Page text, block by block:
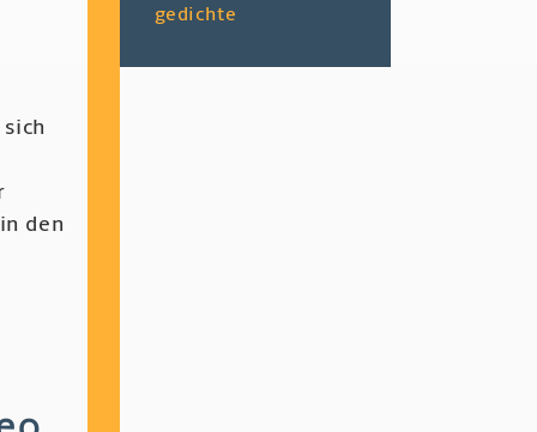
den
gedichte